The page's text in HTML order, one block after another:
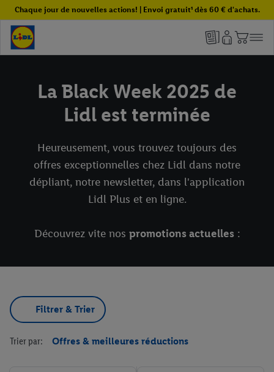
Chaque jour de nouvelles actions! | Envoi gratuit¹ dès 60 € d'achats.
La Black Week 2025 de
Lidl est terminée
Heureusement, vous trouvez toujours des
offres exceptionnelles chez Lidl dans notre
dépliant, notre newsletter, dans l'application
Lidl Plus et en ligne.
Découvrez vite nos promotions actuelles:
Filtrer & Trier
Trier par: Offres & meilleures réductions